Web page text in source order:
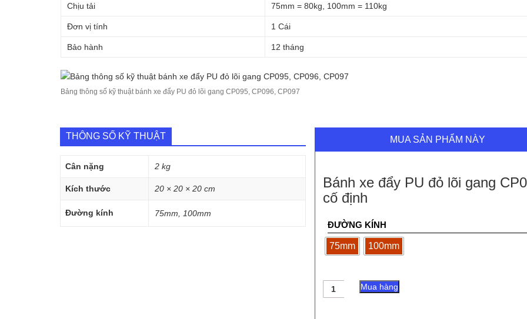
Chịu tải 75mm = 80kg, 100mm = 110kg
Đơn vị tính 1 Cái
Bảo hành 12 tháng
Bảng thông số kỹ thuật bánh xe đẩy PU đỏ lõi gang CP095, CP096, CP097
THÔNG SỐ KỸ THUẬT
Cân nặng 2 kg
Kích thước 20 × 20 × 20 cm
Đường kính 75mm, 100mm
MUA SẢN PHẨM NÀY
Bánh xe đẩy PU đỏ lõi gang
cố định
ĐƯỜNG KÍNH
75mm 100mm
Bánh
xe
Mua hàng